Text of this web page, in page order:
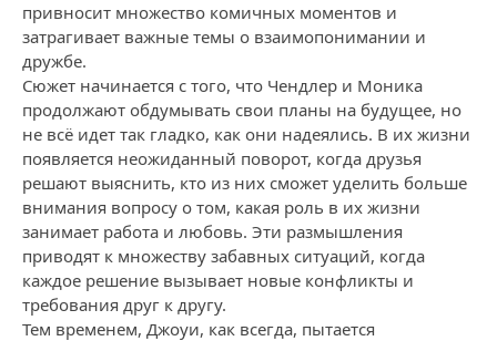
привносит множество комичных моментов и
затрагивает важные темы о взаимопонимании и
дружбе.
Сюжет начинается с того, что Чендлер и Моника
продолжают обдумывать свои планы на будущее, но
не всё идет так гладко, как они надеялись. В их жизни
появляется неожиданный поворот, когда друзья
решают выяснить, кто из них сможет уделить больше
внимания вопросу о том, какая роль в их жизни
занимает работа и любовь. Эти размышления
приводят к множеству забавных ситуаций, когда
каждое решение вызывает новые конфликты и
требования друг к другу.
Тем временем, Джоуи, как всегда, пытается